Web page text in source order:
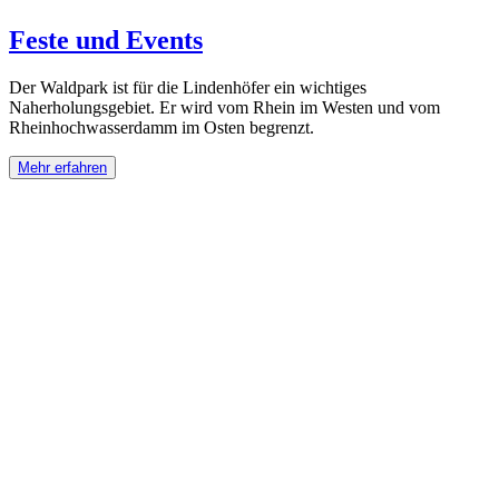
Feste und Events
Der Waldpark ist für die Lindenhöfer ein wichtiges
Naherholungsgebiet. Er wird vom Rhein im Westen und vom
Rheinhochwasserdamm im Osten begrenzt.
Mehr erfahren